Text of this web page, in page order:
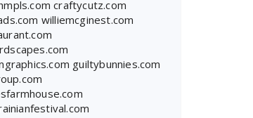
craftycutz.com
williemcginest.com
guiltybunnies.com